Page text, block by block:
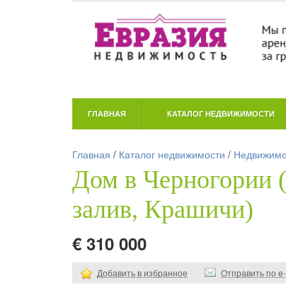
ГЛАВНАЯ КАТАЛОГ НЕДВИЖИМОСТИ
Главная / Каталог недвижимости /
Дом в Черногории
залив, Крашичи)
€ 310 000
Добавить в избранное Отправить по